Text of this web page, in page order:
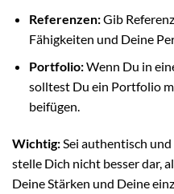
Referenzen:Gib
Fähigkeiten und Deine
Portfolio:Wenn Du in
solltest Du ein Portfolio
beifügen.
Wichtig:Sei authentisch
stelle Dich nicht besser dar,
Deine Stärken und Deine